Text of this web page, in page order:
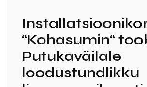
“Kohasumin“
Putukaväilale
loodustundlikku